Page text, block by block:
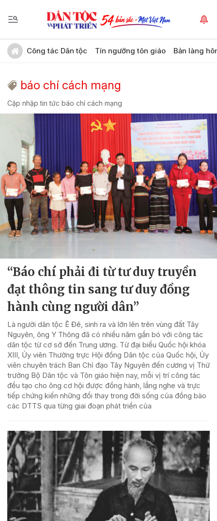
Công tác Dân tộc Tín ngưỡng tôn giáo Bản làng
báo chí cách mạng
Cập nhập tin tức báo chí cách mạng
“Báo chí phải đi từ tư duy truyền
đạt thông tin sang tư duy đồng
hành cùng người dân”
Là người dân tộc Ê Đê, sinh ra và lớn lên trên vùng đất Tây
Nguyên, ông Y Thông đã có nhiều năm gắn bó với công tác
dân tộc từ cơ sở đến Trung ương. Từ đại biểu Quốc hội khóa
XIII, Ủy viên Thường trực Hội đồng Dân tộc của Quốc hội, Ủy
viên chuyên trách Ban Chỉ đạo Tây Nguyên đến cương vị Thứ
trưởng Bộ Dân tộc và Tôn giáo hiện nay, mỗi vị trí công tác
đều tạo cho ông cơ hội được đồng hành, lắng nghe và trực
tiếp chứng kiến những đổi thay trong đời sống của đồng bào
các DTTS qua từng giai đoạn phát triển của